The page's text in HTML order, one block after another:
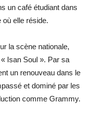
un café étudiant dans
où elle réside.
la scène nationale,
Isan Soul ». Par sa
un renouveau dans le
et dominé par les
comme Grammy.